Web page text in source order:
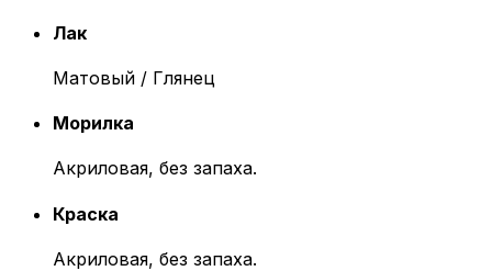
Лак
Матовый / Глянец
Морилка
Акриловая, без запаха.
Краска
Акриловая, без запаха.